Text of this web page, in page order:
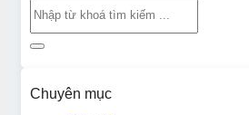
Chuyên mục